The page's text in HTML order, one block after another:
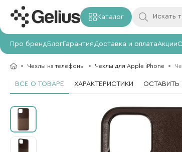
Каталог
Про брендБлогГарантия Доставка и оплатаАкции
Чехлы на телефоны Чехлы для Apple iPhone
ВСЕ О ТОВАРЕ ХАРАКТЕРИСТИКИ ОСТАВИТЬ